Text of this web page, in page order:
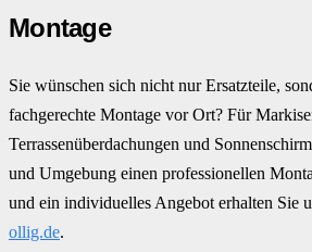
Montage
Sie wünschen sich nicht nur Ersatzteile,
fachgerechte Montage vor Ort? Für
Terrassenüberdachungen und
und Umgebung einen professionellen
und ein individuelles Angebot erhalten Sie
ollig.de.